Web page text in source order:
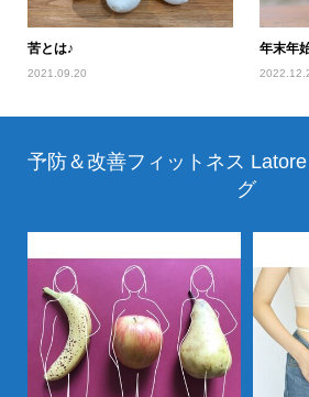
苦とは♪
2021.09.20
年末年
予防＆改善フィットネス
グ